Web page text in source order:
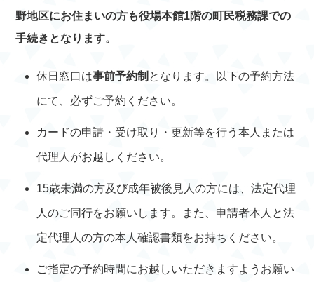
野地区にお住まいの方も役場本館1階の町民税務課での
手続きとなります。
休日窓口は事前予約制 となります。以下の予約方法
にて、必ずご予約ください。
カードの申請・受け取り・更新等を行う本人または
代理人がお越しください。
15歳未満の方及び成年被後見人の方には、法定代理
人のご同行をお願いします。また、申請者本人と法
定代理人の方の本人確認書類をお持ちください。
ご指定の予約時間にお越しいただきますようお願い